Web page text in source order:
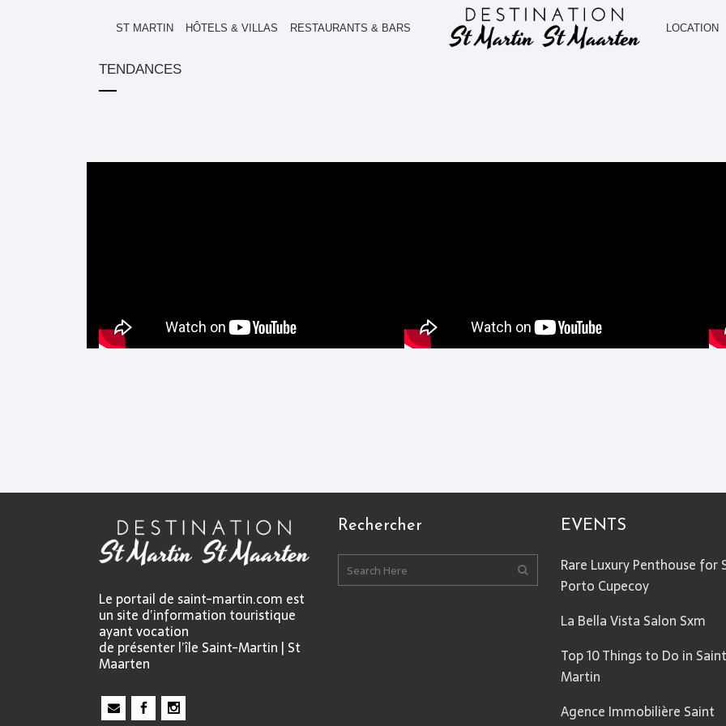
ST MARTIN HÔTELS & VILLAS RESTAURANTS & BARS LOCATION
TENDANCES
Le portail de saint-martin.com est
un site d’information touristique
ayant vocation
de présenter l’île Saint-Martin | St
Maarten
Rechercher EVENTS
Rare Luxury Penthouse for
Porto Cupecoy
La Bella Vista Salon Sxm
Top 10 Things to Do in Saint
Martin
Agence Immobilière Saint